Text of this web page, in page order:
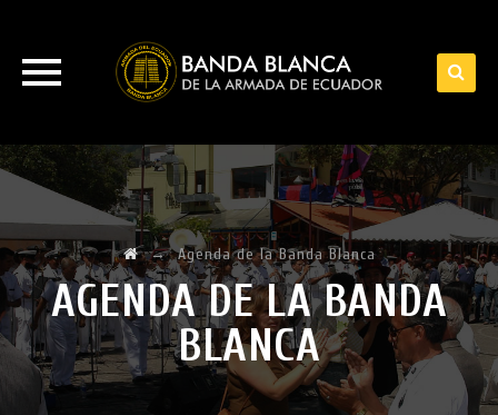
Skip
to
→Agenda de la Banda Blanca
AGENDA DE LA BANDA
BLANCA